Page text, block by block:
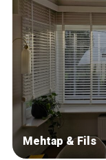
Mehtap & Fils